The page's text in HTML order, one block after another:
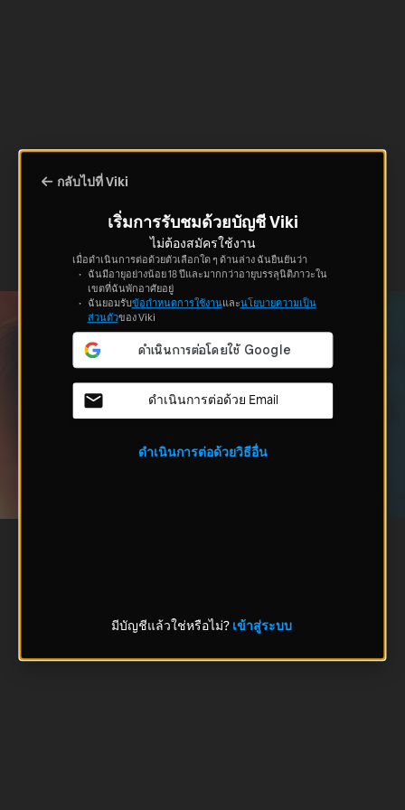
กลับไปที่ Viki
เริ่มการรับชมด้วยบัญชี Viki
ไม่ต้องสมัครใช้งาน
เมื่อดำเนินการต่อด้วยตัวเลือกใด ๆ ด้านล่าง ฉันยืนยันว่า
ฉันมีอายุอย่างน้อย 18 ปีและมากกว่าอายุบรรลุนิติภาวะใน
เขตที่ฉันพักอาศัยอยู่
ฉันยอมรับข้อกำหนดการใช้งานและนโยบายความเป็น
ส่วนตัวของ Viki
ดำเนินการต่อด้วย Email
ดำเนินการต่อด้วยวิธีอื่น
มีบัญชีแล้วใช่หรือไม่? เข้าสู่ระบบ